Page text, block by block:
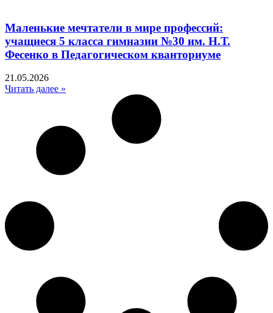
Маленькие мечтатели в мире профессий:
учащиеся 5 класса гимназии №30 им. Н.Т.
Фесенко в Педагогическом кванториуме
21.05.2026
Читать далее »